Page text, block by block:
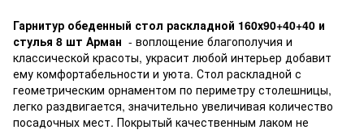
Гарнитур обеденный стол раскладной 160х90+40+40 и
стулья 8 шт Арман - воплощение благополучия и
классической красоты, украсит любой интерьер добавит
ему комфортабельности и уюта. Стол раскладной с
геометрическим орнаментом по периметру столешницы,
легко раздвигается, значительно увеличивая количество
посадочных мест. Покрытый качественным лаком не